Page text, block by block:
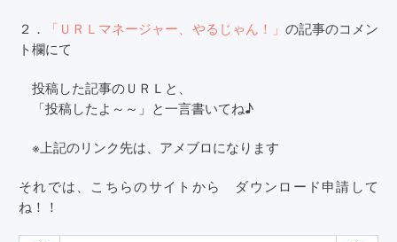
２．
「ＵＲＬマネージャー、やるじゃん！」 の記事のコメン
ト欄にて
投稿した記事のＵＲＬと、
「投稿したよ～～」と一言書いてね♪
※上記のリンク先は、アメブロになります
それでは、こちらのサイトから ダウンロード申請して
ね！！